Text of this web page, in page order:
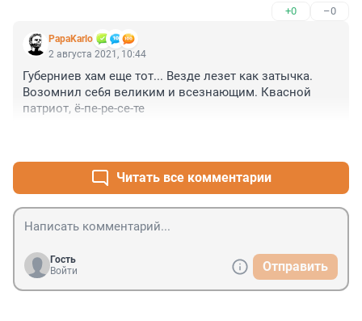
наблюдателям, которые и пальцем не ударили, чтобы
на "западников" наезжал, что вещают о не очень
"чистых" россиянах под нейтральным флагом.
+0 –0
PapaKarlo
2 августа 2021, 10:44
Губерниев хам еще тот... Везде лезет как затычка.
Возомнил се6я великим и всезнающим. Квасной
патриот, ё-пе-ре-се-те
Читать все комментарии
Гость
Войти
Отправить